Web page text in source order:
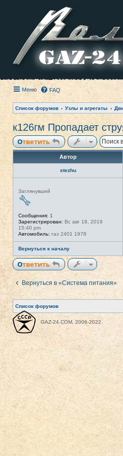
Меню FAQ
Список форумов Узлы и агрегаты
к126гм Пропадает
Ответить
Автор
stezhu
е
в
т
и
Заглянувший
Сообщения: 1
Зарегистрирован: Вс авг 18, 2019
15:40 pm
Автомобиль: газ 2401 1978
Вернуться к началу
Ответить
Вернуться в «Система питания»
Список форумов
GAZ-24.COM, 2006-2022